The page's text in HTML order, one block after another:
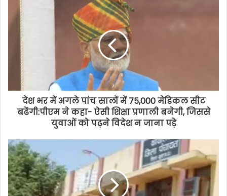
देश भर में अगले पांच सालों में 75,000 मेडिकल सीट
बढेंगी:पीएम ने कहा- ऐसी शिक्षा प्रणाली बनेगी, जिससे
युवाओं को पढ़ने विदेश न जाना पड़े